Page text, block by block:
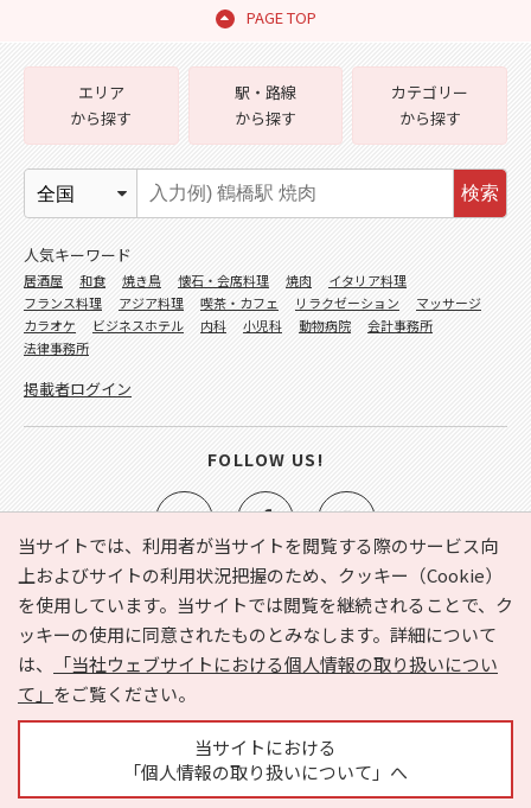
PAGE TOP
当サイトでは、利用者が当サイトを閲覧する際のサービス向
上およびサイトの利用状況把握のため、クッキー（Cookie）
を使用しています。当サイトでは閲覧を継続されることで、ク
ッキーの使用に同意されたものとみなします。詳細について
は、
「当社ウェブサイトにおける個人情報の取り扱いについ
て」 をご覧ください。
当サイトにおける
「個人情報の取り扱いについて」へ
e-NAVITA（イーナビタ）とは？ お気に入り
ヘルプ
利用規約
個人情報の取り扱いについて
運営会社
サイトマップ
広告掲載に関するお問い合わせ
エリア
から探す
駅・路線
から探す
カテゴリー
から探す
検索
人気キーワード
居酒屋 和食 焼き鳥 懐石・会席料理 焼肉
イタリア料理
フランス料理
アジア料理 喫茶・カフェ リラクゼーション
マッサージ
カラオケ
ビジネスホテル 内科 小児科 動物病院
会計事務所
法律事務所
掲載者ログイン
FOLLOW US!